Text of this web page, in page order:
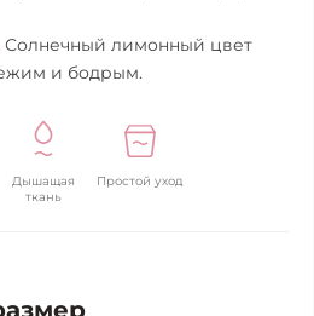
Солнечный лимонный цвет
и бодрым.
Дышащая
ткань
Простой уход